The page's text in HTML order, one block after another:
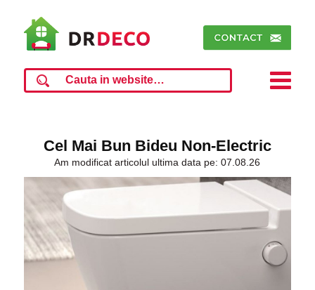
Cel Mai Bun Bideu Non-Electric
Am modificat articolul ultima data pe: 07.08.26